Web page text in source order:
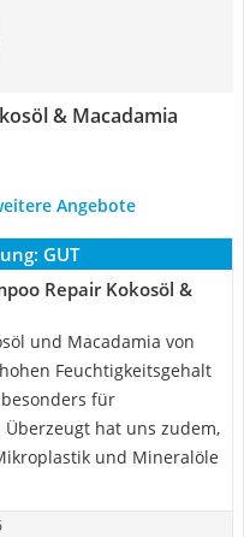
& Macadamia
Angebote
GUT
Repair Kokosöl &
und Macadamia von
Feuchtigkeitsgehalt
für
hat uns zudem,
und Mineralöle